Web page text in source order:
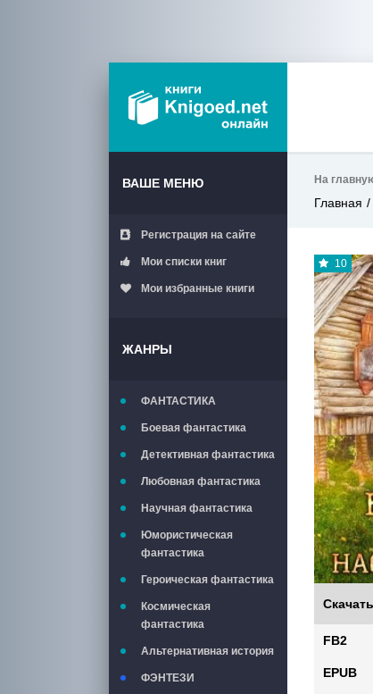
ВАШЕ МЕНЮ
Регистрация на сайте
Мои списки книг
Мои избранные книги
ЖАНРЫ
ФАНТАСТИКА
Боевая фантастика
Детективная фантастика
Любовная фантастика
Научная фантастика
Юмористическая
фантастика
Героическая фантастика
Космическая
фантастика
Альтернативная история
ФЭНТЕЗИ
На
Главная
10
FB2
EPUB